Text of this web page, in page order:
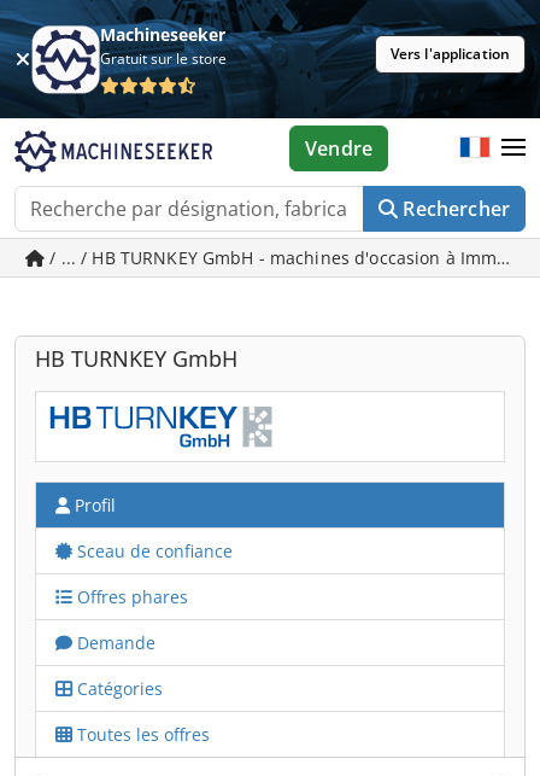
Machineseeker
Gratuit sur le store Vers l'application
Rechercher
Vendre
/ ... / HB TURNKEY GmbH - machines d'occasion à
HB TURNKEY GmbH
Profil
Sceau de confiance
Offres phares
Demande
Catégories
Toutes les offres